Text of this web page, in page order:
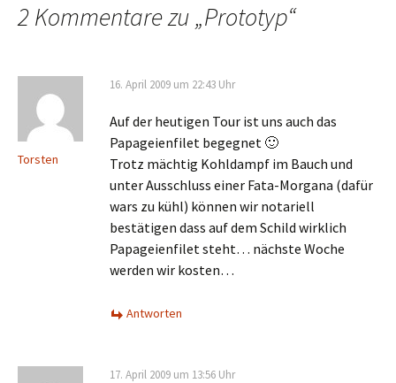
2 Kommentare zu „Prototyp“
Torsten
16. April 2009 um 22:43 Uhr
Auf der heutigen Tour ist uns auch das
Papageienfilet begegnet 🙂
Trotz mächtig Kohldampf im Bauch und
unter Ausschluss einer Fata-Morgana (dafür
wars zu kühl) können wir notariell
bestätigen dass auf dem Schild wirklich
Papageienfilet steht… nächste Woche
werden wir kosten…
Antworten
17. April 2009 um 13:56 Uhr